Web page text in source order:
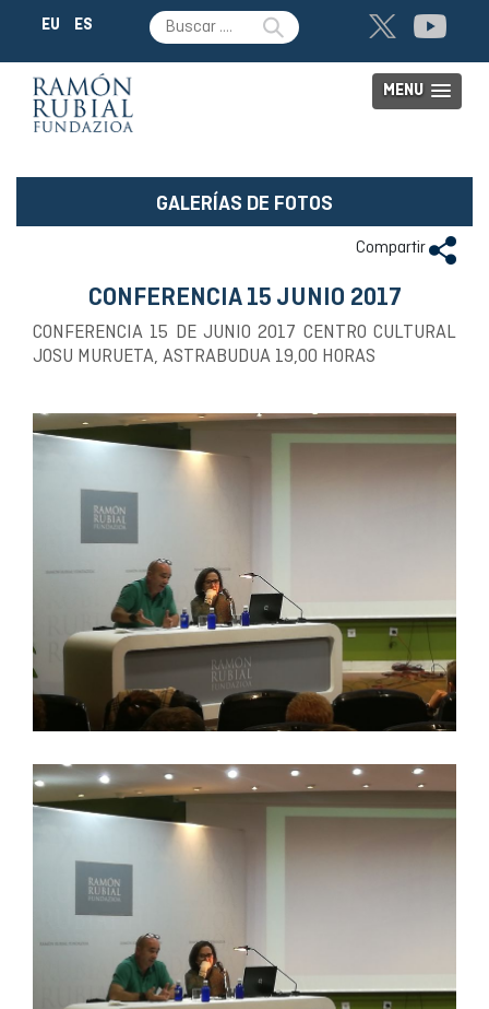
EU ES
MENU
GALERÍAS DE FOTOS
Compartir
CONFERENCIA 15 JUNIO 2017
CONFERENCIA 15 DE JUNIO 2017 CENTRO CULTURAL
JOSU MURUETA, ASTRABUDUA 19,00 HORAS